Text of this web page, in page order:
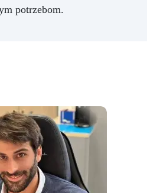
potrzebom.